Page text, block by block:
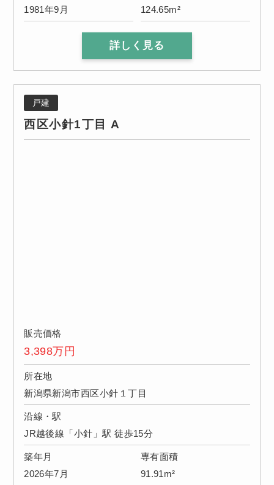
1981年9月
124.65m²
詳しく見る
戸建
西区小針1丁目 A
販売価格
3,398万円
所在地
新潟県新潟市西区小針１丁目
沿線・駅
JR越後線「小針」駅 徒歩15分
築年月
2026年7月
専有面積
91.91m²